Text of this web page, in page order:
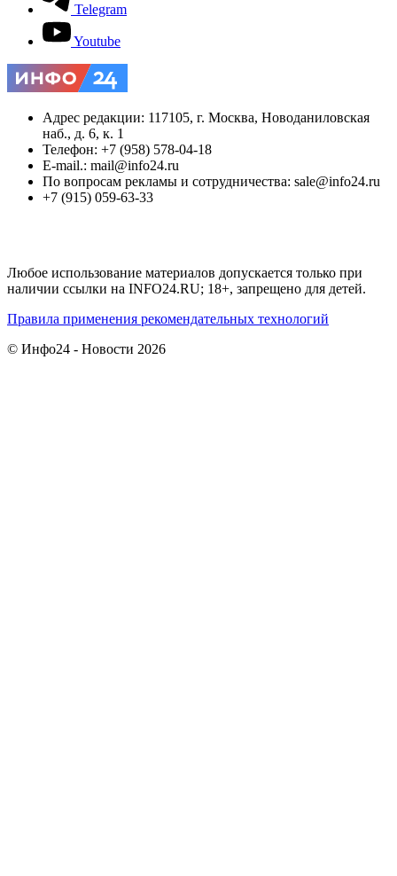
Telegram
Youtube
Адрес редакции: 117105, г. Москва, Новоданиловская
наб., д. 6, к. 1
Телефон: +7 (958) 578-04-18
E-mail.: mail@info24.ru
По вопросам рекламы и сотрудничества: sale@info24.ru
+7 (915) 059-63-33
Любое использование материалов допускается только при
наличии ссылки на INFO24.RU; 18+, запрещено для детей.
Правила применения рекомендательных технологий
© Инфо24 - Новости 2026